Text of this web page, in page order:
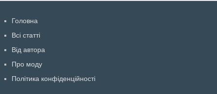
Головна
Всі статті
Від автора
Про моду
Політика конфіденційності